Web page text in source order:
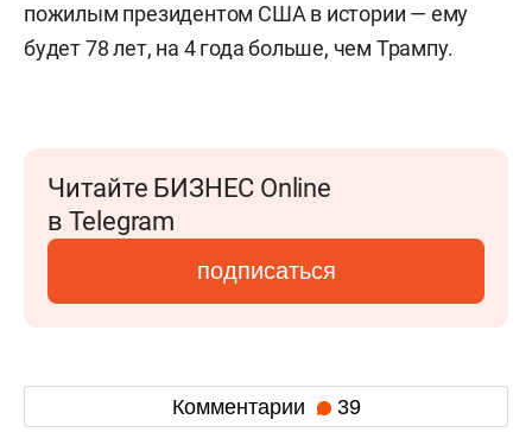
пожилым президентом США в истории — ему
будет 78 лет, на 4 года больше, чем Трампу.
Читайте БИЗНЕС Online
в Telegram
подписаться
Комментарии 39